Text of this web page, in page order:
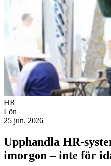
HR
Lön
25 jun. 2026
Upphandla HR-
imorgon – inte för